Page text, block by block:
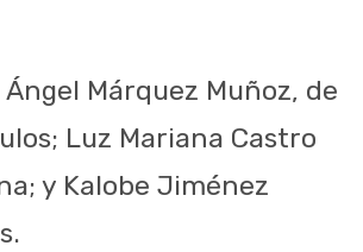
Márquez Muñoz, de
Luz Mariana Castro
y Kalobe Jiménez